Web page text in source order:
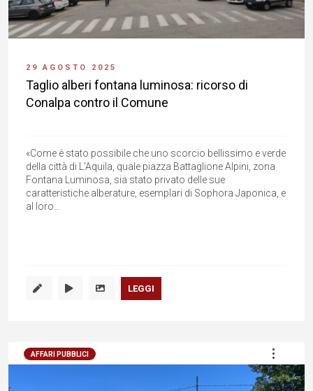
29 AGOSTO 2025
Taglio alberi fontana luminosa: ricorso di
Conalpa contro il Comune
«Come è stato possibile che uno scorcio bellissimo e verde
della città di L'Aquila, quale piazza Battaglione Alpini, zona
Fontana Luminosa, sia stato privato delle sue
caratteristiche alberature, esemplari di Sophora Japonica, e
al loro...
LEGGI
AFFARI PUBBLICI